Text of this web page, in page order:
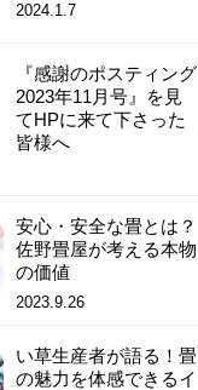
2024.1.7
『感謝のポスティング
2023年11月号』を見
てHPに来て下さった
皆様へ
安心・安全な畳とは？
佐野畳屋が考える本物
の価値
2023.9.26
い草生産者が語る！畳
の魅力を体感できるイ